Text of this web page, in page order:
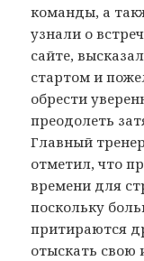
команды, а
узнали о
сайте,
стартом и
обрести
преодолеть
Главный
отметил, что
времени для
поскольку
притираются
отыскать свою